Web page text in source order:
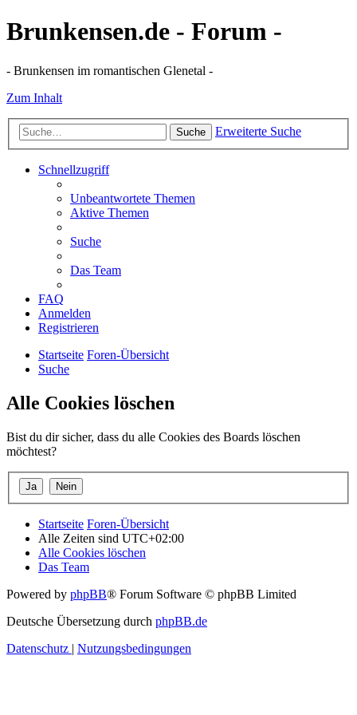
Brunkensen.de - Forum -
- Brunkensen im romantischen Glenetal -
Zum Inhalt
Suche Erweiterte Suche
Schnellzugriff
Unbeantwortete Themen
Aktive Themen
Suche
Das Team
FAQ
Anmelden
Registrieren
Startseite Foren-Übersicht
Suche
Alle Cookies löschen
Bist du dir sicher, dass du alle Cookies des Boards löschen
möchtest?
Startseite Foren-Übersicht
Alle Zeiten sind UTC+02:00
Alle Cookies löschen
Das Team
Powered by phpBB® Forum Software © phpBB Limited
Deutsche Übersetzung durch phpBB.de
Datenschutz | Nutzungsbedingungen